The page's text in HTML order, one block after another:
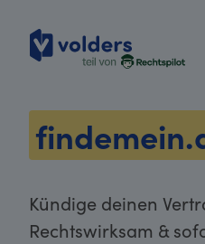
Kündige deinen
Rechtswirksam &